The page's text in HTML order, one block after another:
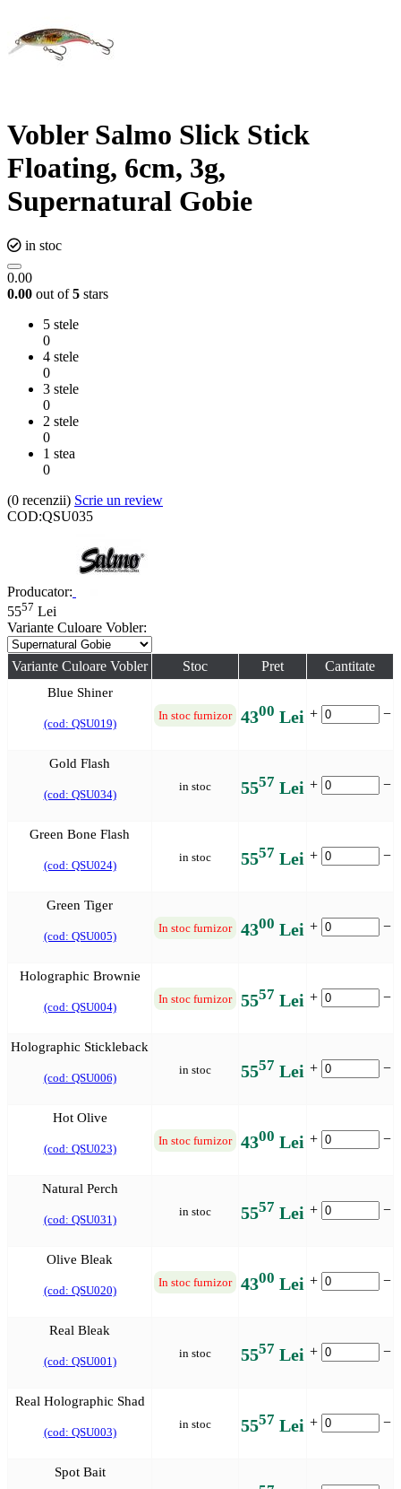
Vobler Salmo Slick Stick
Floating, 6cm, 3g,
Supernatural Gobie
in stoc
0.00
0.00 out of5 stars
5 stele
0
4 stele
0
3 stele
0
2 stele
0
1 stea
0
(0 recenzii) Scrie un review
COD:QSU035
Producator:
5557 Lei
Variante Culoare Vobler:
Variante Culoare Vobler Stoc Pret Cantitate
Blue Shiner
(cod: QSU019)
In stoc furnizor 4300 Lei + −
Gold Flash
(cod: QSU034)
in stoc 5557 Lei + −
Green Bone Flash
(cod: QSU024)
in stoc 5557 Lei + −
Green Tiger
(cod: QSU005)
In stoc furnizor 4300 Lei + −
Holographic Brownie
(cod: QSU004)
In stoc furnizor 5557 Lei + −
Holographic Stickleback
(cod: QSU006)
in stoc 5557 Lei + −
Hot Olive
(cod: QSU023)
In stoc furnizor 4300 Lei + −
Natural Perch
(cod: QSU031)
in stoc 5557 Lei + −
Olive Bleak
(cod: QSU020)
In stoc furnizor 4300 Lei + −
Real Bleak
(cod: QSU001)
in stoc 5557 Lei + −
Real Holographic Shad
(cod: QSU003)
in stoc 5557 Lei + −
Spot Bait